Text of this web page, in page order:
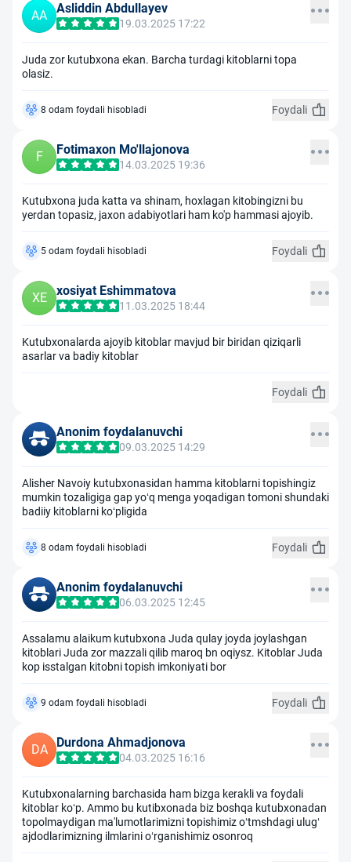
AA Asliddin Abdullayev
19.03.2025 17:22
Juda zor kutubxona ekan. Barcha turdagi kitoblarni topa
olasiz.
Foydali
8 odam foydali hisobladi
F Fotimaxon Mo'llajonova
14.03.2025 19:36
Kutubxona juda katta va shinam, hoxlagan kitobingizni bu
yerdan topasiz, jaxon adabiyotlari ham ko'p hammasi ajoyib.
Foydali
5 odam foydali hisobladi
XE xosiyat Eshimmatova
11.03.2025 18:44
Kutubxonalarda ajoyib kitoblar mavjud bir biridan qiziqarli
asarlar va badiy kitoblar
Foydali
Anonim foydalanuvchi
09.03.2025 14:29
Alisher Navoiy kutubxonasidan hamma kitoblarni topishingiz
mumkin tozaligiga gap yoʻq menga yoqadigan tomoni shundaki
badiiy kitoblarni koʻpligida
Foydali
8 odam foydali hisobladi
Anonim foydalanuvchi
06.03.2025 12:45
Assalamu alaikum kutubxona Juda qulay joyda joylashgan
kitoblari Juda zor mazzali qilib maroq bn oqiysz. Kitoblar Juda
kop isstalgan kitobni topish imkoniyati bor
Foydali
9 odam foydali hisobladi
DA Durdona Ahmadjonova
04.03.2025 16:16
Kutubxonalarning barchasida ham bizga kerakli va foydali
kitoblar koʻp. Ammo bu kutibxonada biz boshqa kutubxonadan
topolmaydigan ma'lumotlarimizni topishimiz oʻtmshdagi ulugʻ
ajdodlarimizning ilmlarini oʻrganishimiz osonroq